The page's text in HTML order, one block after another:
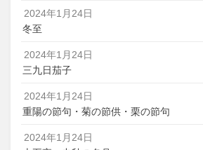
2024年1月24日
冬至
2024年1月24日
三九日茄子
2024年1月24日
重陽の節句・菊の節供・栗の節句
2024年1月24日